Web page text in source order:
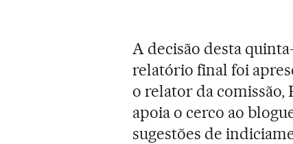
A decisão desta
relatório final foi
o relator da comissão,
apoia o cerco ao
sugestões de